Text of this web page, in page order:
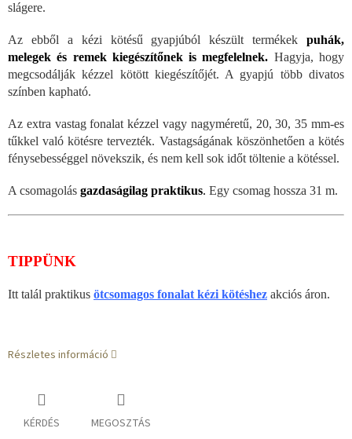
slágere.
Az ebből a kézi kötésű gyapjúból készült termékek puhák,
melegek és remek kiegészítőnek is megfelelnek. Hagyja, hogy
megcsodálják kézzel kötött kiegészítőjét. A gyapjú több divatos
színben kapható.
Az extra vastag fonalat kézzel vagy nagyméretű, 20, 30, 35 mm-es
tűkkel való kötésre tervezték. Vastagságának köszönhetően a kötés
fénysebességgel növekszik, és nem kell sok időt töltenie a kötéssel.
A csomagolás gazdaságilag praktikus. Egy csomag hossza 31 m.
TIPPÜNK
Itt talál praktikus ötcsomagos fonalat kézi kötéshez akciós áron.
Részletes információ
KÉRDÉS MEGOSZTÁS